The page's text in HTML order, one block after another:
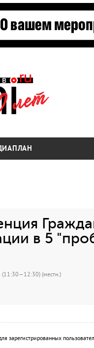
в 5
(11:30—12:30) (местн.)
зарегистрированных